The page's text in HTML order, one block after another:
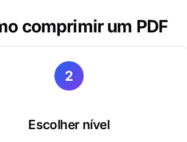
comprimir um PDF
2
Escolher nível